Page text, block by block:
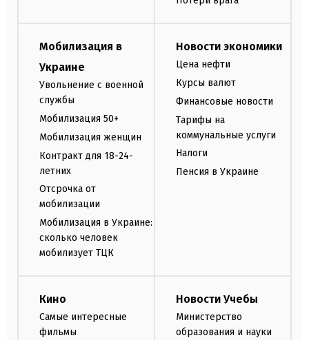
Мобилизация в
Украине
Увольнение с военной
службы
Мобилизация 50+
Мобилизация женщин
Контракт для 18-24-
летних
Отсрочка от
мобилизации
Мобилизация в Украине:
сколько человек
мобилизует ТЦК
Новости экономики
Цена нефти
Курсы валют
Финансовые новости
Тарифы на
коммунальные услуги
Налоги
Пенсия в Украине
Кино
Самые интересные
фильмы
Новости Учебы
Министерство
образования и науки